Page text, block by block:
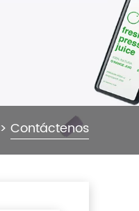
> Contáctenos